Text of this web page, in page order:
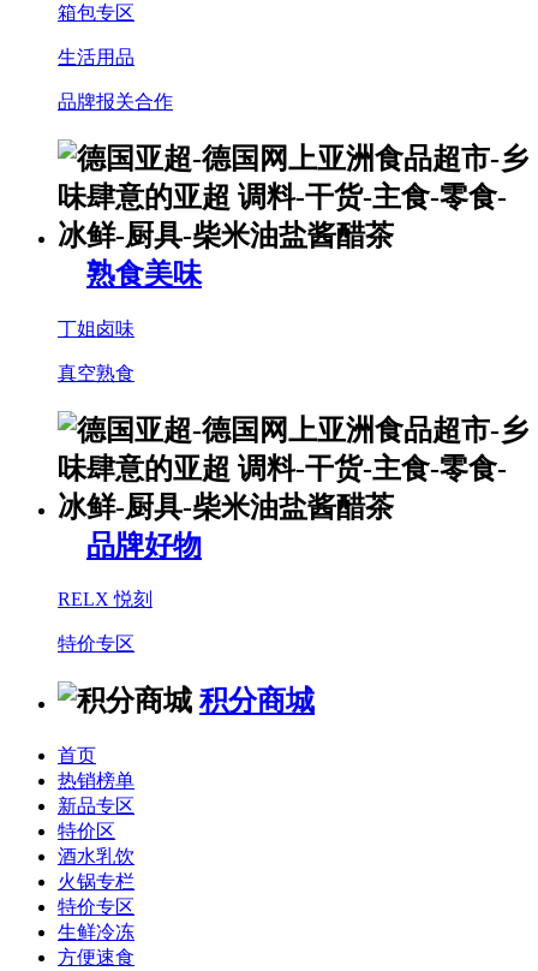
箱包专区
生活用品
品牌报关合作
熟食美味
丁姐卤味
真空熟食
品牌好物
RELX 悦刻
特价专区
积分商城
首页
热销榜单
新品专区
特价区
酒水乳饮
火锅专栏
特价专区
生鲜冷冻
方便速食